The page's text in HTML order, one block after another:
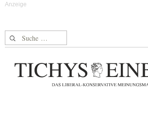
Suche nach: